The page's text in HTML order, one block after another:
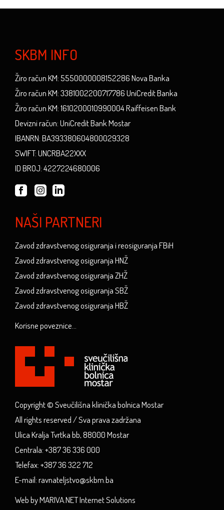
SKBM INFO
Žiro račun KM: 5550000008152286 Nova Banka
Žiro račun KM: 3381002200717786 UniCredit Banka
Žiro račun KM: 1610200010990004 Raiffeisen Bank
Devizni račun: UniCredit Bank Mostar
IBANRN: BA393380604800029328
SWIFT: UNCRBA22XXX
ID BROJ: 4227224680006
NAŠI PARTNERI
Zavod zdravstvenog osiguranja i reosiguranja FBiH
Zavod zdravstvenog osiguranja HNŽ
Zavod zdravstvenog osiguranja ZHŽ
Zavod zdravstvenog osiguranja SBŽ
Zavod zdravstvenog osiguranja HBŽ
Korisne poveznice...
Copyright © Sveučilišna klinička bolnica Mostar
All rights reserved / Sva prava zadržana
Ulica Kralja Tvrtka bb, 88000 Mostar
Centrala: +387 36 336 000
Telefax: +387 36 322 712
E-mail: ravnateljstvo@skbm.ba
Web by MARIVA.NET Internet Solutions